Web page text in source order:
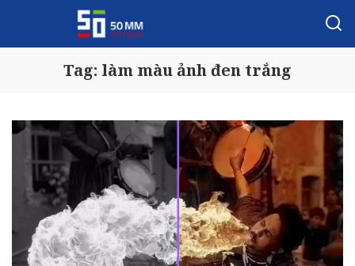
Tag: làm màu ảnh đen trắng